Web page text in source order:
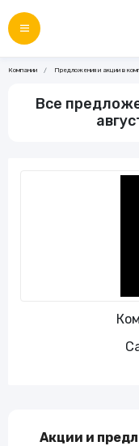
Компании Предложения и акции в
Все
Акции и